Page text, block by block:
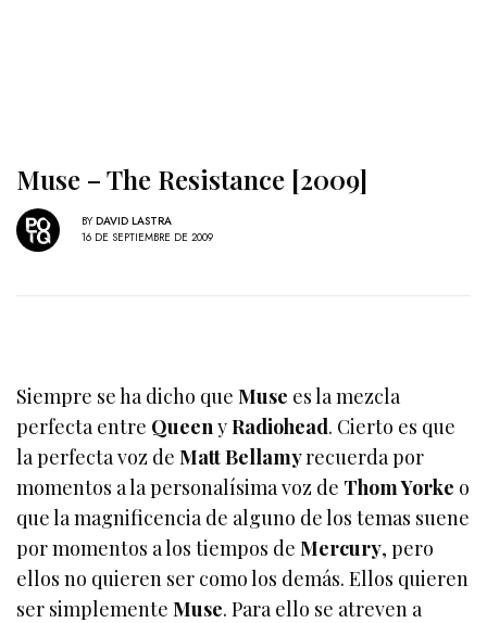
Muse – The Resistance [2009]
BY DAVID LASTRA
16 DE SEPTIEMBRE DE 2009
Siempre se ha dicho queMuse es la mezcla
perfecta entre QueenyRadiohead. Cierto es que
la perfecta voz deMattBellamyrecuerda por
momentos a la personalísima voz de Thom Yorke o
que la magnificencia de alguno de los temas suene
por momentos a los tiempos deMercury, pero
ellos no quieren ser como los demás. Ellos quieren
ser simplementeMuse. Para ello se atreven a